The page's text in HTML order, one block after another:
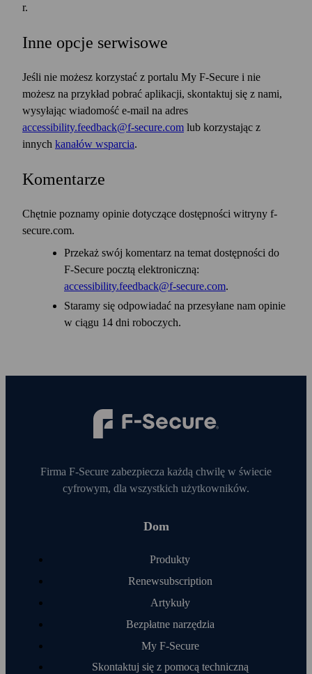
r.
Inne opcje serwisowe
Jeśli nie możesz korzystać z portalu My F‑Secure i nie
możesz na przykład pobrać aplikacji, skontaktuj się z nami,
wysyłając wiadomość e‑mail na adres
accessibility.feedback@f-secure.com lub korzystając z
innych kanałów wsparcia.
Komentarze
Chętnie poznamy opinie dotyczące dostępności witryny f-
secure.com.
Przekaż swój komentarz na temat dostępności do
F‑Secure pocztą elektroniczną:
accessibility.feedback@f-secure.com.
Staramy się odpowiadać na przesyłane nam opinie
w ciągu 14 dni roboczych.
Firma F‑Secure zabezpiecza każdą chwilę w świecie
cyfrowym, dla wszystkich użytkowników.
Dom
Produkty
Renewsubscription
Artykuły
Bezpłatne narzędzia
My F‑Secure
Skontaktuj się z pomocą techniczną